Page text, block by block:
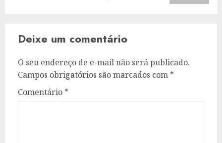
Deixe um comentário
O seu endereço de e-mail não será publicado.
Campos obrigatórios são marcados com *
Comentário *